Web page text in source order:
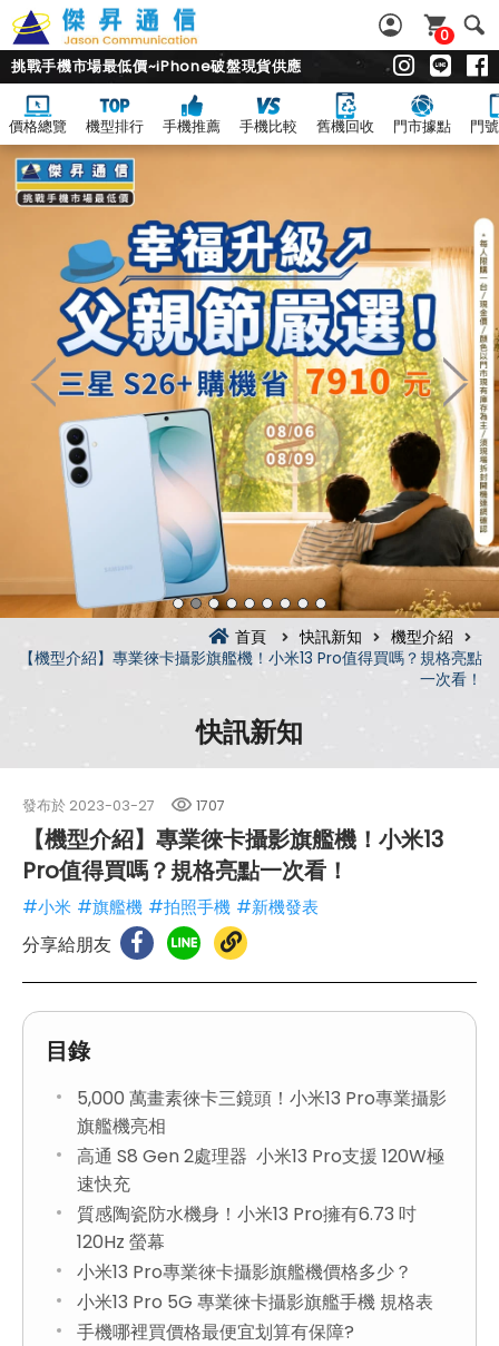
0
挑戰手機市場最低價~iPhone破盤現貨供應
價格總覽 機型排行 手機推薦 手機比較 舊機回收 門市據點 門
首頁 快訊新知
機型介紹
【機型介紹】專業徠卡攝影旗艦機！小米13 Pro值得買嗎？規格亮點
一次看！
快訊新知
發布於 2023-03-27 1707
【機型介紹】專業徠卡攝影旗艦機！小米13
Pro值得買嗎？規格亮點一次看！
#小米 #旗艦機 #拍照手機 #新機發表
分享給朋友
目錄
5,000 萬畫素徠卡三鏡頭！小米13 Pro專業攝影
旗艦機亮相
高通 S8 Gen 2處理器 小米13 Pro支援 120W極
速快充
質感陶瓷防水機身！小米13 Pro擁有6.73 吋
120Hz 螢幕
小米13 Pro專業徠卡攝影旗艦機價格多少？
小米13 Pro 5G 專業徠卡攝影旗艦手機 規格表
手機哪裡買價格最便宜划算有保障?